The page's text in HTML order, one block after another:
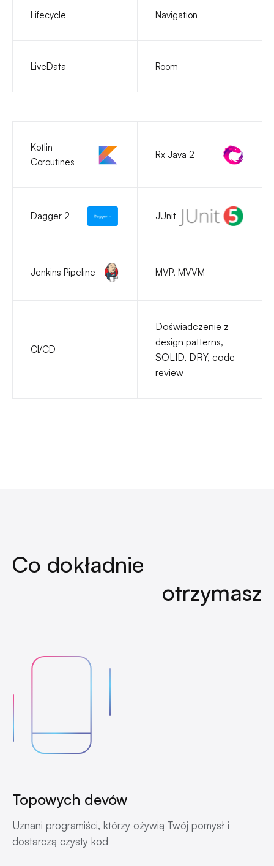
Lifecycle Navigation
LiveData Room
Kotlin
Coroutines
Rx Java 2
Dagger 2 JUnit
Jenkins Pipeline MVP, MVVM
CI/CD
Doświadczenie z
design patterns,
SOLID, DRY, code
review
Co dokładnie
otrzymasz
Topowych devów
Uznani programiści, którzy ożywią Twój pomysł i
dostarczą czysty kod